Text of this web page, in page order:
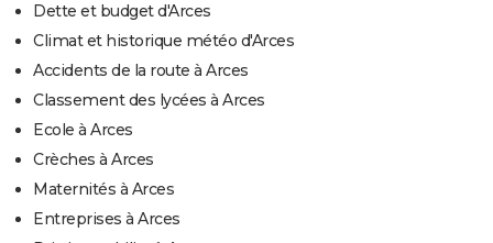
Dette et budget d'Arces
Climat et historique météo d'Arces
Accidents de la route à Arces
Classement des lycées à Arces
Ecole à Arces
Crèches à Arces
Maternités à Arces
Entreprises à Arces